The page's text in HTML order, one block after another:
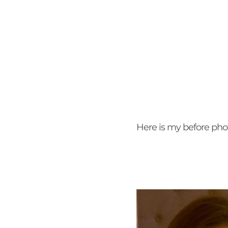
Here is my before